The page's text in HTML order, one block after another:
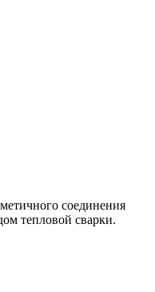
соединения
тепловой сварки.